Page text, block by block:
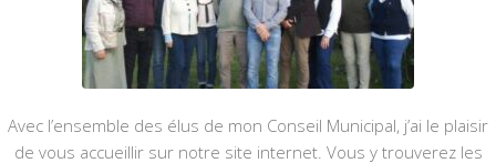
Avec l’ensemble des élus de mon Conseil Municipal, j’ai le plaisir
de vous accueillir sur notre site internet. Vous y trouverez les